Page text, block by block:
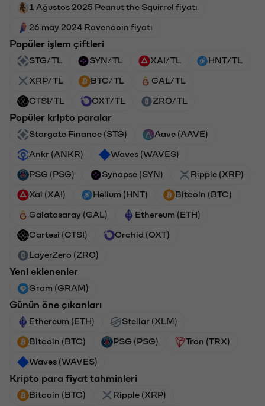
1 Ağustos 2025 Peanut the Squirrel fiyatı
26 may 2024 Ravencoin fiyatı
Popüler işlem çiftleri
STG/TL SYN/TL XAI/TL HNT/TL
XRP/TL BTC/TL GAL/TL
CTSI/TL OXT/TL ZRO/TL
Popüler kripto paralar
Stargate Finance (STG) Aave (AAVE)
Ankr (ANKR) Waves (WAVES)
PSG (PSG) Synapse (SYN) Ripple (XRP)
Xai (XAI) Helium (HNT) Bitcoin (BTC)
Galatasaray (GAL) Ethereum (ETH)
Cartesi (CTSI) Orchid (OXT)
LayerZero (ZRO)
Yeni eklenenler
Gram (GRAM)
Günün öne çıkanları
Ethereum (ETH) Stellar (XLM)
Bitcoin (BTC) PSG (PSG) Tron (TRX)
Waves (WAVES)
Kripto para fiyat tahminleri
Bitcoin (BTC) Ripple (XRP)